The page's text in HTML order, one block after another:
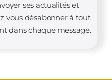
ses actualités et
vous désabonner à tout
dans chaque message.